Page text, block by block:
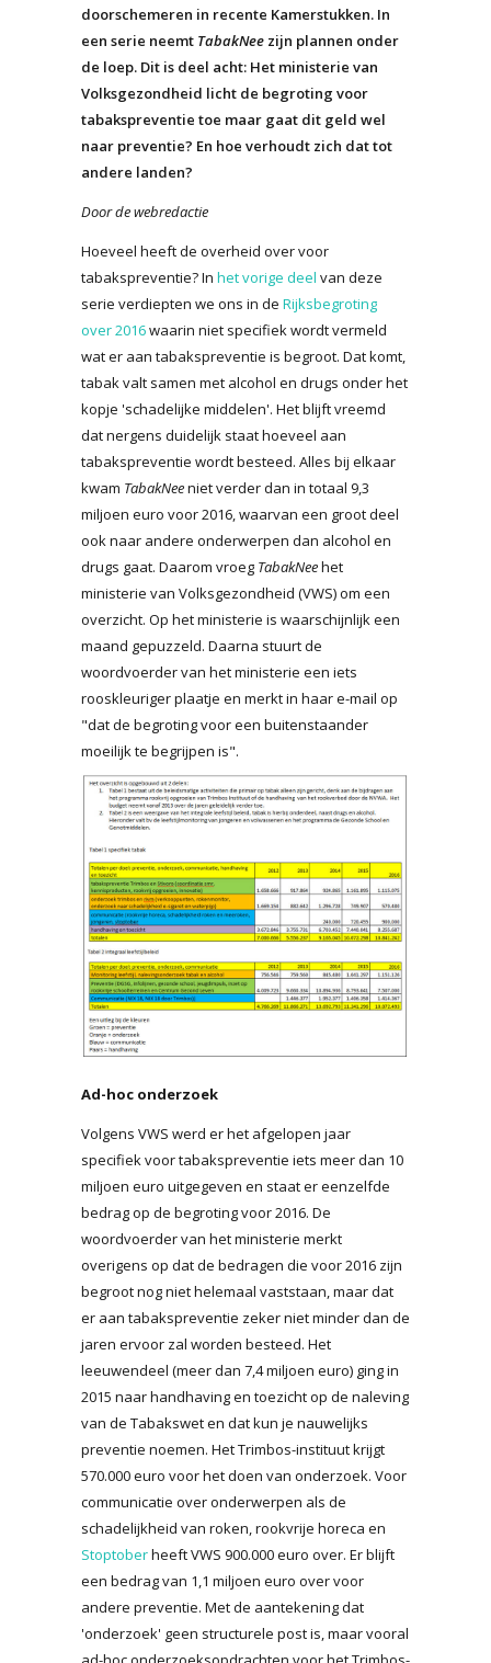
doorschemeren in recente Kamerstukken. In
een serie neemt TabakNee zijn plannen onder
de loep. Dit is deel acht: Het ministerie van
Volksgezondheid licht de begroting voor
tabakspreventie toe maar gaat dit geld wel
naar preventie? En hoe verhoudt zich dat tot
andere landen?
Door de webredactie
Hoeveel heeft de overheid over voor
tabakspreventie? In het vorige deel van deze
serie verdiepten we ons in de Rijksbegroting
over 2016waarin niet specifiek wordt vermeld
wat er aan tabakspreventie is begroot. Dat komt,
tabak valt samen met alcohol en drugs onder het
kopje 'schadelijke middelen'. Het blijft vreemd
dat nergens duidelijk staat hoeveel aan
tabakspreventie wordt besteed. Alles bij elkaar
kwam TabakNeeniet verder dan in totaal 9,3
miljoen euro voor 2016, waarvan een groot deel
ook naar andere onderwerpen dan alcohol en
drugs gaat. Daarom vroeg TabakNeehet
ministerie van Volksgezondheid (VWS) om een
overzicht. Op het ministerie is waarschijnlijk een
maand gepuzzeld. Daarna stuurt de
woordvoerder van het ministerie een iets
rooskleuriger plaatje en merkt in haar e-mail op
"dat de begroting voor een buitenstaander
moeilijk te begrijpen is".
Ad-hoc onderzoek
Volgens VWS werd er het afgelopen jaar
specifiek voor tabakspreventie iets meer dan 10
miljoen euro uitgegeven en staat er eenzelfde
bedrag op de begroting voor 2016. De
woordvoerder van het ministerie merkt
overigens op dat de bedragen die voor 2016 zijn
begroot nog niet helemaal vaststaan, maar dat
er aan tabakspreventie zeker niet minder dan de
jaren ervoor zal worden besteed. Het
leeuwendeel (meer dan 7,4 miljoen euro) ging in
2015 naar handhaving en toezicht op de naleving
van de Tabakswet en dat kun je nauwelijks
preventie noemen. Het Trimbos-instituut krijgt
570.000 euro voor het doen van onderzoek. Voor
communicatie over onderwerpen als de
schadelijkheid van roken, rookvrije horeca en
Stoptoberheeft VWS 900.000 euro over. Er blijft
een bedrag van 1,1 miljoen euro over voor
andere preventie. Met de aantekening dat
'onderzoek' geen structurele post is, maar vooral